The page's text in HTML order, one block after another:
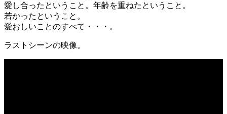
愛し合ったということ。年齢を重ねたということ。
若かったということ。
愛おしいことのすべて・・・。
ラストシーンの映像。